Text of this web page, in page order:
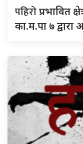
पहिरोप्रभावित
का.म.पा ७